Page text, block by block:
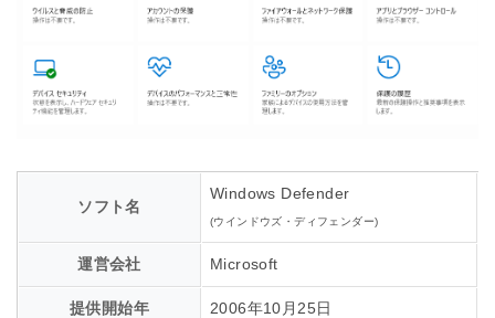
ソフト名
Windows Defender
(ウインドウズ・ディフェンダー)
運営会社 Microsoft
提供開始年 2006年10月25日